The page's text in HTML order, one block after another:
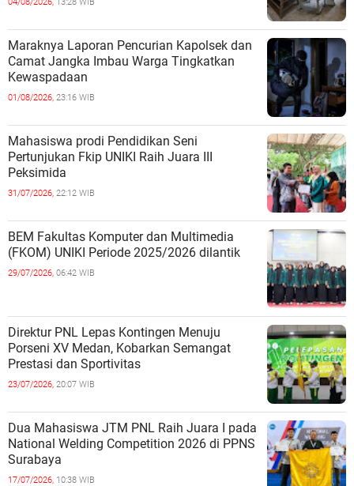
Maraknya Laporan Pencurian Kapolsek dan
Camat Jangka Imbau Warga Tingkatkan
Kewaspadaan
01/08/2026, 23:16 WIB
Mahasiswa prodi Pendidikan Seni
Pertunjukan Fkip UNIKI Raih Juara III
Peksimida
31/07/2026, 22:12 WIB
BEM Fakultas Komputer dan Multimedia
(FKOM) UNIKI Periode 2025/2026 dilantik
29/07/2026, 06:42 WIB
Direktur PNL Lepas Kontingen Menuju
Porseni XV Medan, Kobarkan Semangat
Prestasi dan Sportivitas
23/07/2026, 20:07 WIB
Dua Mahasiswa JTM PNL Raih Juara I pada
National Welding Competition 2026 di PPNS
Surabaya
17/07/2026, 10:38 WIB